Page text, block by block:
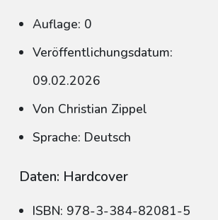
Auflage: 0
Veröffentlichungsdatum:
09.02.2026
Von Christian Zippel
Sprache: Deutsch
Daten: Hardcover
ISBN: 978-3-384-82081-5